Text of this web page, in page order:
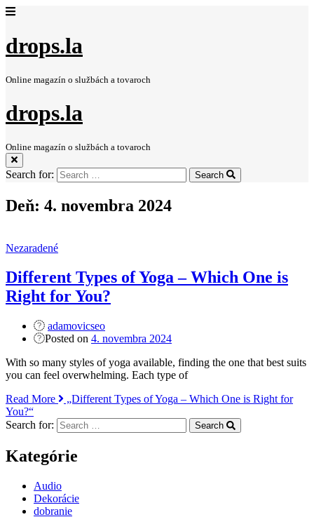
drops.la
Online magazín o službách a tovaroch
drops.la
Online magazín o službách a tovaroch
Search for: Search
Deň: 4. novembra 2024
Nezaradené
Different Types of Yoga – Which One is
Right for You?
adamovicseo
Posted on 4. novembra 2024
With so many styles of yoga available, finding the one that best suits
you can feel overwhelming. Each type of
Read More
„Different Types of Yoga – Which One is Right for
You?“
Search for:
Search
Kategórie
Audio
Dekorácie
dobranie